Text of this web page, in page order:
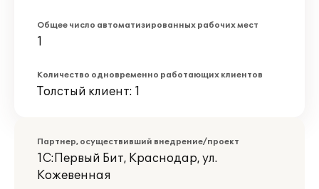
Общее число автоматизированных рабочих мест
1
Количество одновременно работающих клиентов
Толстый клиент: 1
Партнер, осуществивший внедрение/проект
1С:Первый Бит, Краснодар, ул.
Кожевенная